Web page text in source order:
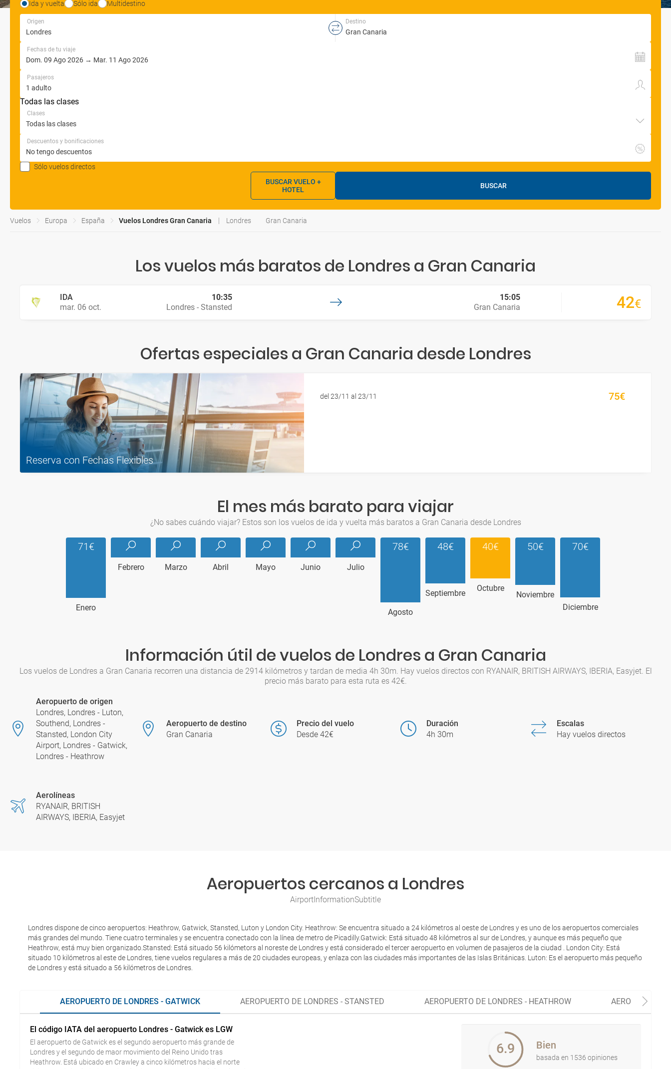
Ida y vuelta Sólo ida Multidestino
Origen Destino
Fechas de tu viaje
Pasajeros
Todas las clases
Clases
Descuentos y bonificaciones
Sólo vuelos directos
BUSCAR
BUSCAR VUELO +
HOTEL
Vuelos Europa España Vuelos Londres Gran Canaria Londres Gran Canaria
Los vuelos más baratos de Londres a Gran Canaria
IDA
mar. 06 oct.
10:35
Londres - Stansted
15:05
Gran Canaria
42€
Ofertas especiales a Gran Canaria desde Londres
Reserva con Fechas Flexibles
del 23/11 al 23/11 75€
El mes más barato para viajar
¿No sabes cuándo viajar? Estos son los vuelos de ida y vuelta más baratos a Gran Canaria desde Londres
71€
Enero
Febrero Marzo Abril Mayo Junio Julio
78€
Agosto
48€
Septiembre
40€
Octubre
50€
Noviembre
70€
Diciembre
Información útil de vuelos de Londres a Gran Canaria
Los vuelos de Londres a Gran Canaria recorren una distancia de 2914 kilómetros y tardan de media 4h 30m. Hay vuelos directos con RYANAIR, BRITISH AIRWAYS, IBERIA, Easyjet. El
precio más barato para esta ruta es 42€.
Aeropuerto de origen
Londres, Londres - Luton,
Southend, Londres -
Stansted, London City
Airport, Londres - Gatwick,
Londres - Heathrow
Aeropuerto de destino
Gran Canaria
Precio del vuelo
Desde 42€
Duración
4h 30m
Escalas
Hay vuelos directos
Aerolíneas
RYANAIR, BRITISH
AIRWAYS, IBERIA, Easyjet
Aeropuertos cercanos a Londres
AirportInformationSubtitle
Londres dispone de cinco aeropuertos: Heathrow, Gatwick, Stansted, Luton y London City. Heathrow: Se encuentra situado a 24 kilómetros al oeste de Londres y es uno de los aeropuertos comerciales
más grandes del mundo. Tiene cuatro terminales y se encuentra conectado con la línea de metro de Picadilly.Gatwick: Está situado 48 kilómetros al sur de Londres, y aunque es más pequeño que
Heathrow, está muy bien organizado.Stansted: Está situado 56 kilómetors al noreste de Londres y está considerado el tercer aeropuerto en volumen de pasajeros de la ciudad . London City: Está
situado 10 kilómetros al este de Londres, tiene vuelos regulares a más de 20 ciudades europeas, y enlaza con las ciudades más importantes de las Islas Británicas. Luton: Es el aeropuerto más pequeño
de Londres y está situado a 56 kilómetros de Londres.
AEROPUERTO DE LONDRES - GATWICK AEROPUERTO DE LONDRES - STANSTED AEROPUERTO DE LONDRES - HEATHROW AEROPUERTO
El código IATA del aeropuerto Londres - Gatwick es LGW
El aeropuerto de Gatwick es el segundo aeropuerto más grande de
Londres y el segundo de maor movimiento del Reino Unido tras
Heathrow. Está ubicado en Crawley a cinco kilómetros hacia el norte
6.9 Bien
basada en 1536 opiniones